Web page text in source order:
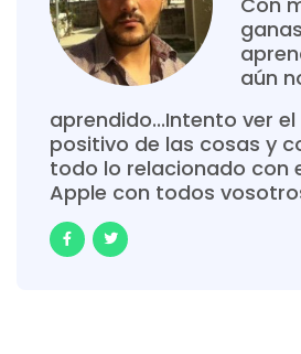
aún
aprendido...Intento ver
positivo de las cosas y
todo lo relacionado con
Apple con todos